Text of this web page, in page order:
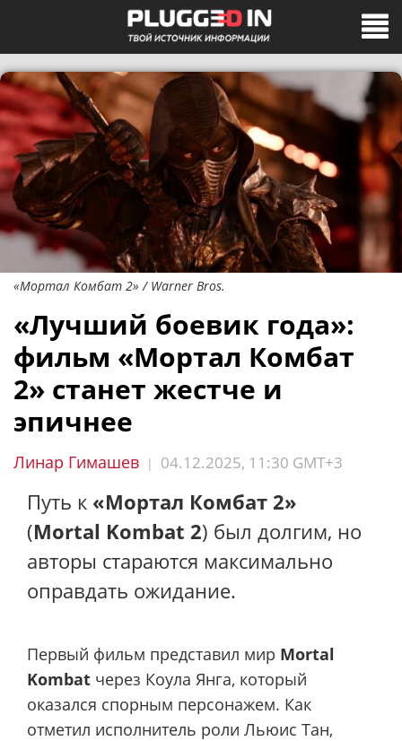
«Мортал Комбат 2» / Warner Bros.
«Лучший боевик года»:
фильм «Мортал Комбат
2» станет жестче и
эпичнее
Линар Гимашев | 04.12.2025, 11:30 GMT+3
Путь к «Мортал Комбат 2»
(Mortal Kombat 2) был долгим, но
авторы стараются максимально
оправдать ожидание.
Первый фильм представил мир Mortal
Kombat через Коула Янга, который
оказался спорным персонажем. Как
отметил исполнитель роли Льюис Тан,